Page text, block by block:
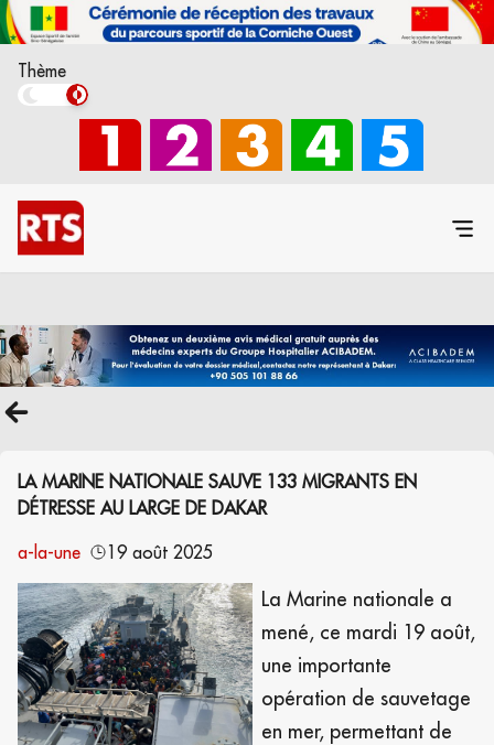
Thème
LA MARINE NATIONALE SAUVE 133 MIGRANTS EN
DÉTRESSE AU LARGE DE DAKAR
a-la-une
19 août 2025
La Marine nationale a
mené, ce mardi 19 août,
une importante
opération de sauvetage
en mer, permettant de